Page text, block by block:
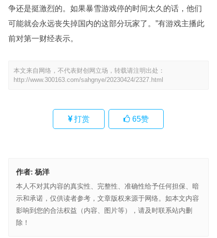
争还是挺激烈的。如果暴雪游戏停的时间太久的话，他们
可能就会永远丧失掉国内的这部分玩家了。”有游戏主播此
前对第一财经表示。
本文来自网络，不代表财创网立场，转载请注明出处：
http://www.300163.com/sahgnye/20230424/2327.html
打赏 65赞
作者: 杨洋
本人不对其内容的真实性、完整性、准确性给予任何担保、暗
示和承诺，仅供读者参考，文章版权来源于网络。如本文内容
影响到您的合法权益（内容、图片等），请及时联系站内删
除！